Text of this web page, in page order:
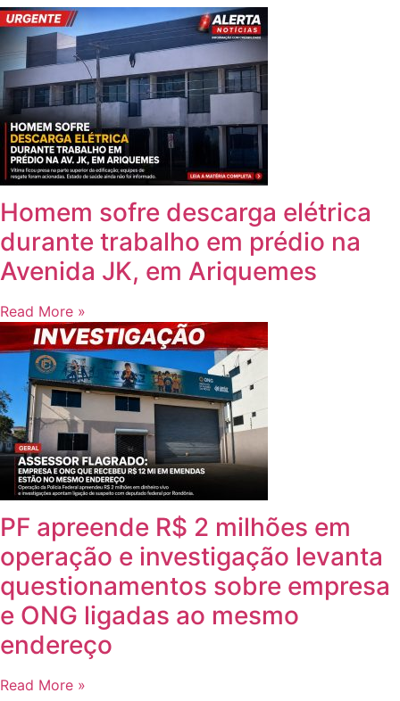
Homem sofre descarga elétrica
durante trabalho em prédio na
Avenida JK, em Ariquemes
Read More »
PF apreende R$ 2 milhões em
operação e investigação levanta
questionamentos sobre empresa
e ONG ligadas ao mesmo
endereço
Read More »